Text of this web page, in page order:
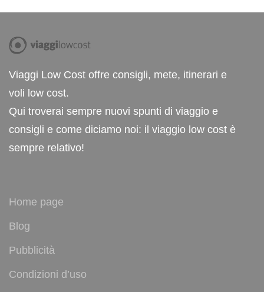
Viaggi Low Cost offre consigli, mete, itinerari e
voli low cost.
Qui troverai sempre nuovi spunti di viaggio e
consigli e come diciamo noi: il viaggio low cost è
sempre relativo!
Home page
Blog
Pubblicità
Condizioni d’uso